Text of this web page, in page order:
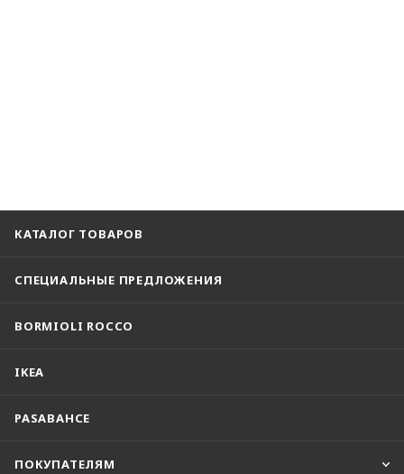
КАТАЛОГ ТОВАРОВ
СПЕЦИАЛЬНЫЕ ПРЕДЛОЖЕНИЯ
BORMIOLI ROCCO
IKEA
PASABAHCE
ПОКУПАТЕЛЯМ